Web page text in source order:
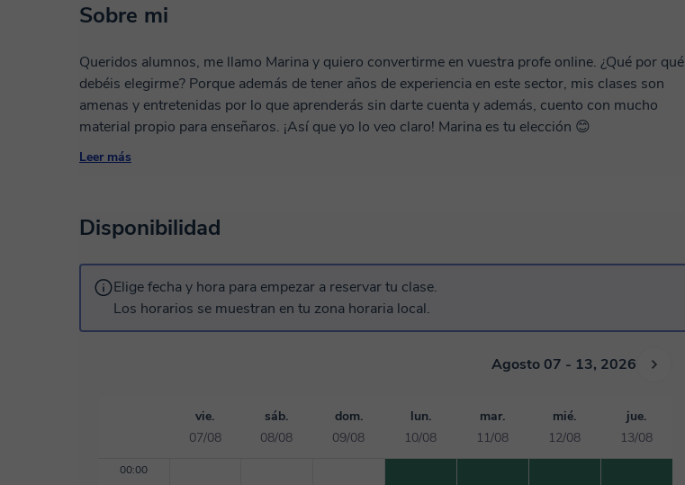
Sobre mi
Queridos alumnos, me llamo Marina y quiero convertirme en vuestra profe online. ¿Qué por qué
debéis elegirme? Porque además de tener años de experiencia en este sector, mis clases son
amenas y entretenidas por lo que aprenderás sin darte cuenta y además, cuento con mucho
material propio para enseñaros. ¡Así que yo lo veo claro! Marina es tu elección 😊
Leer más
Disponibilidad
Elige fecha y hora para empezar a reservar tu clase.
Los horarios se muestran en tu zona horaria local.
Agosto 07 - 13, 2026
vie.
07/08
sáb.
08/08
dom.
09/08
lun.
10/08
mar.
11/08
mié.
12/08
jue.
13/08
00:00